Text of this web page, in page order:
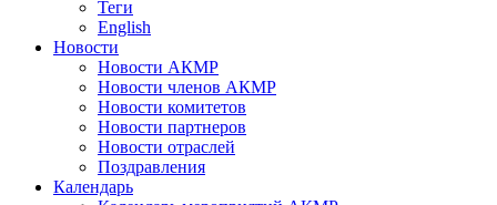
Теги
English
Новости
Новости АКМР
Новости членов АКМР
Новости комитетов
Новости партнеров
Новости отраслей
Поздравления
Календарь